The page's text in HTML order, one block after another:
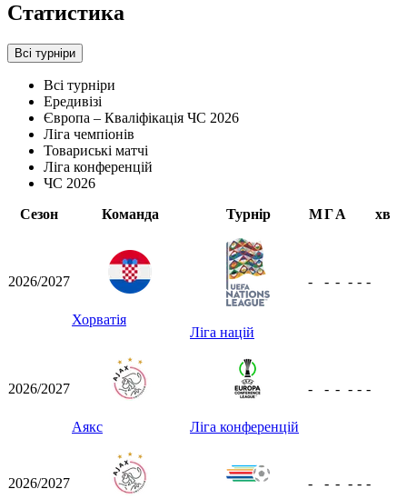
Статистика
Всі турніри
Всі турніри
Ередивізі
Європа – Кваліфікація ЧС 2026
Ліга чемпіонів
Товариські матчі
Ліга конференцій
ЧС 2026
Сезон
Команда Турнір МГА хв
2026/2027
Хорватія
Ліга націй
- - - - - -
2026/2027
Аякс Ліга конференцій
- - - - - -
2026/2027 - - - - - -